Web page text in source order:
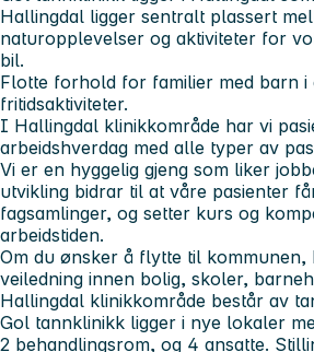
Hallingdal ligger sentralt plassert
naturopplevelser og aktiviteter for
bil.
Flotte forhold for familier med barn
fritidsaktiviteter.
I Hallingdal klinikkområde har vi
arbeidshverdag med alle typer av
Vi er en hyggelig gjeng som liker
utvikling bidrar til at våre pasienter
fagsamlinger, og setter kurs og
arbeidstiden.
Om du ønsker å flytte til
veiledning innen bolig, skoler,
Hallingdal klinikkområde består av
Gol tannklinikk ligger i nye lokaler
2 behandlingsrom, og 4 ansatte.